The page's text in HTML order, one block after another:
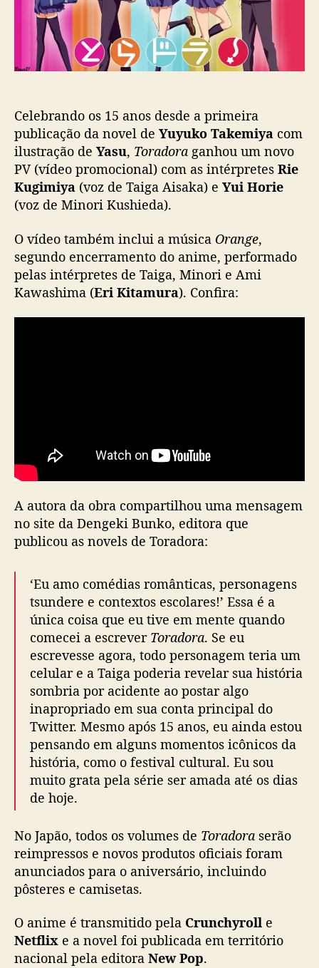
a
ç
ã
o
r
a
d
o
c
m
p
l
e
1
5
a
n
o
s
Celebrando os 15 anos desde a primeira
publicação da novel de Yuyuko Takemiya com
ilustração de Yasu, Toradora ganhou um novo
PV (vídeo promocional) com as intérpretes Rie
Kugimiya (voz de Taiga Aisaka) e Yui Horie
(voz de Minori Kushieda).
O vídeo também inclui a música Orange,
segundo encerramento do anime, performado
pelas intérpretes de Taiga, Minori e Ami
Kawashima (Eri Kitamura). Confira:
A autora da obra compartilhou uma mensagem
no site da Dengeki Bunko, editora que
publicou as novels de Toradora:
‘Eu amo comédias românticas, personagens
tsundere e contextos escolares!’ Essa é a
única coisa que eu tive em mente quando
comecei a escrever Toradora. Se eu
escrevesse agora, todo personagem teria um
celular e a Taiga poderia revelar sua história
sombria por acidente ao postar algo
inapropriado em sua conta principal do
Twitter. Mesmo após 15 anos, eu ainda estou
pensando em alguns momentos icônicos da
história, como o festival cultural. Eu sou
muito grata pela série ser amada até os dias
de hoje.
No Japão, todos os volumes de Toradora serão
reimpressos e novos produtos oficiais foram
anunciados para o aniversário, incluindo
pôsteres e camisetas.
O anime é transmitido pela Crunchyroll e
Netflix e a novel foi publicada em território
nacional pela editora New Pop.